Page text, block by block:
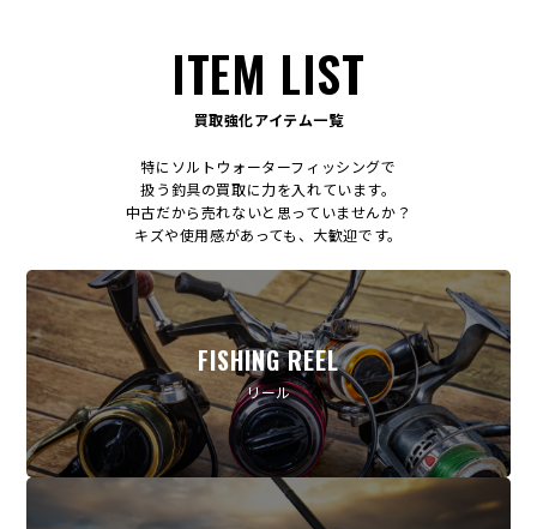
ITEM LIST
買取強化アイテム一覧
特にソルトウォーターフィッシングで
扱う釣具の買取に力を入れています。
中古だから売れないと思っていませんか？
キズや使用感があっても、大歓迎です。
FISHING REEL
リール